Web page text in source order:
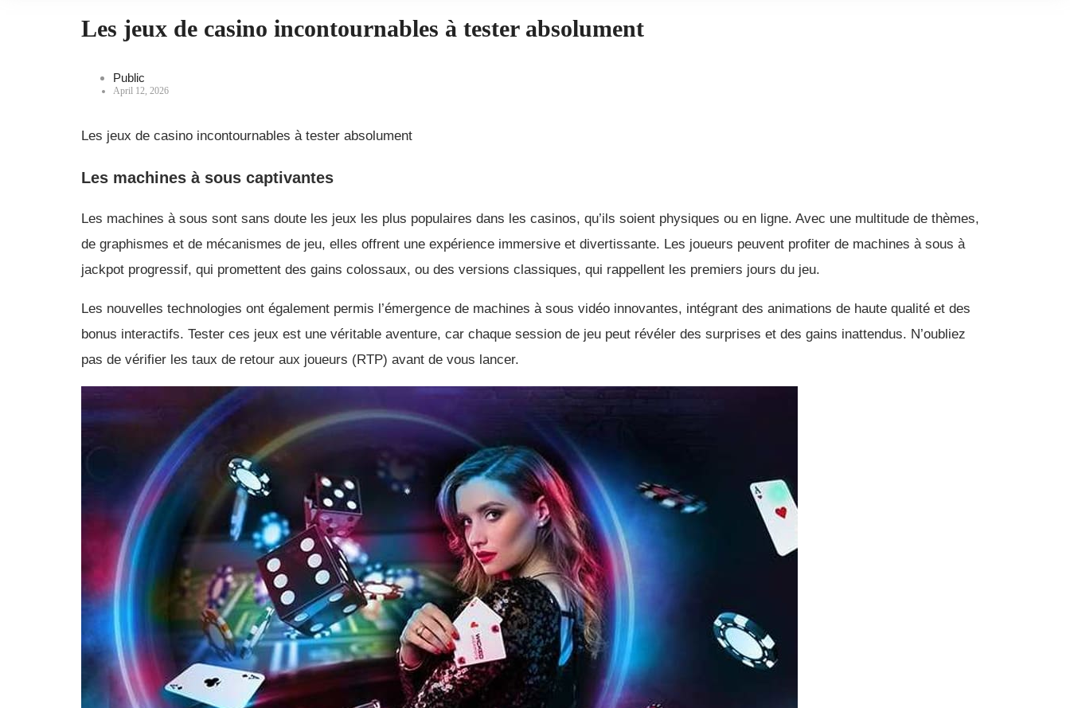
Les jeux de casino incontournables à tester absolument
Public
April 12, 2026
Les jeux de casino incontournables à tester absolument
Les machines à sous captivantes
Les machines à sous sont sans doute les jeux les plus populaires dans les casinos, qu’ils soient physiques ou en ligne. Avec une multitude de thèmes,
de graphismes et de mécanismes de jeu, elles offrent une expérience immersive et divertissante. Les joueurs peuvent profiter de machines à sous à
jackpot progressif, qui promettent des gains colossaux, ou des versions classiques, qui rappellent les premiers jours du jeu.
Les nouvelles technologies ont également permis l’émergence de machines à sous vidéo innovantes, intégrant des animations de haute qualité et des
bonus interactifs. Tester ces jeux est une véritable aventure, car chaque session de jeu peut révéler des surprises et des gains inattendus. N’oubliez
pas de vérifier les taux de retour aux joueurs (RTP) avant de vous lancer.